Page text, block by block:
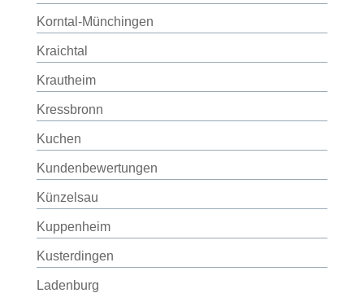
Korntal-Münchingen
Kraichtal
Krautheim
Kressbronn
Kuchen
Kundenbewertungen
Künzelsau
Kuppenheim
Kusterdingen
Ladenburg